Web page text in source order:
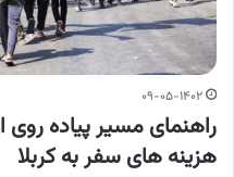
۰۹-۰۵-۱۴۰۲
هزینه های سفر به کربلا